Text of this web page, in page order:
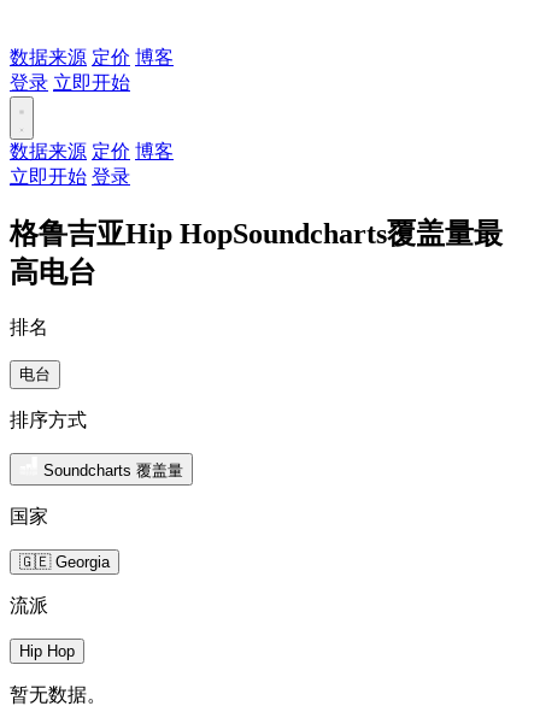
数据来源 定价 博客
登录 立即开始
数据来源 定价 博客
立即开始 登录
格鲁吉亚Hip HopSoundcharts覆盖量最
高电台
排名
电台
排序方式
Soundcharts 覆盖量
国家
🇬🇪 Georgia
流派
Hip Hop
暂无数据。